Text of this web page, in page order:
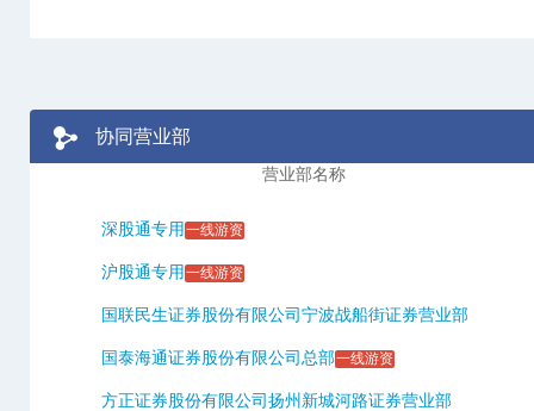
协同营业部
营业部名称
深股通专用 一线游资
沪股通专用 一线游资
国联民生证券股份有限公司宁波战船街证券营业部
国泰海通证券股份有限公司总部一线游资
方正证券股份有限公司扬州新城河路证券营业部